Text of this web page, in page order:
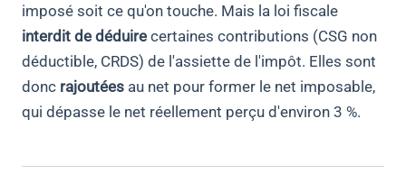
imposé soit ce qu'on touche. Mais la loi fiscale
interdit de déduire certaines contributions (CSG non
déductible, CRDS) de l'assiette de l'impôt. Elles sont
donc rajoutées au net pour former le net imposable,
qui dépasse le net réellement perçu d'environ 3 %.